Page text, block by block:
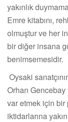
yakınlık
Emre kitabını,
olmuştur ve her
bir diğer insana
benimsemesidir.
Oysaki
Orhan Gencebay
var etmek için
iktidarlarına